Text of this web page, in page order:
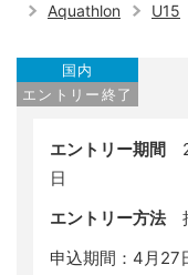
Aquathlon
U15
国内
エントリー終了
エントリー期間
日
エントリー方法
申込期間：4月27